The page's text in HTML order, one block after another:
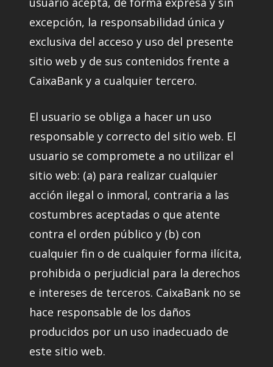
excepción, la responsabilidad única y
exclusiva del acceso y uso del presente
sitio web y de sus contenidos frente a
CaixaBank y a cualquier tercero.
El usuario se obliga a hacer un uso
responsable y correcto del sitio web. El
usuario se compromete a no utilizar el
sitio web: (a) para realizar cualquier
acción ilegal o inmoral, contraria a las
costumbres aceptadas o que atente
contra el orden público y (b) con
cualquier fin o de cualquier forma ilícita,
prohibida o perjudicial para la derechos
e intereses de terceros. CaixaBank no se
hace responsable de los daños
producidos por un uso inadecuado de
este sitio web.